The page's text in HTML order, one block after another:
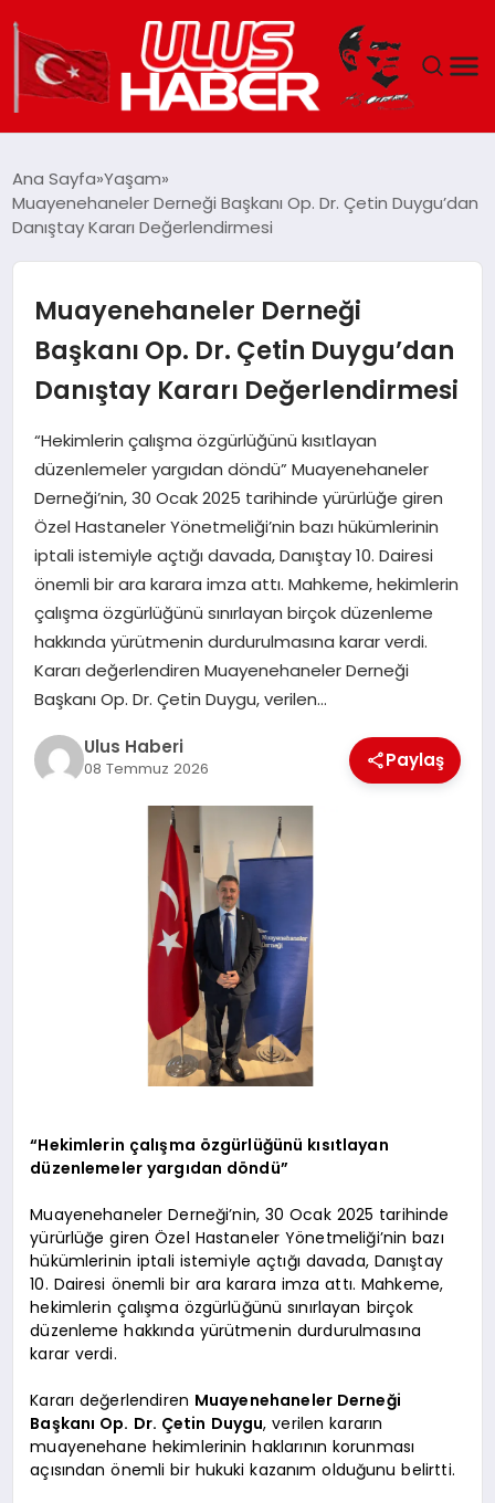
DÜNYA
TEKNOLOJI
EĞITIM
MAGAZIN
SPOR
YAŞAM
Ana Sayfa Yaşam
Muayenehaneler Derneği Başkanı Op. Dr. Çetin Duygu’dan
Danıştay Kararı Değerlendirmesi
Muayenehaneler Derneği
Başkanı Op. Dr. Çetin Duygu’dan
Danıştay Kararı Değerlendirmesi
“Hekimlerin çalışma özgürlüğünü kısıtlayan
düzenlemeler yargıdan döndü” Muayenehaneler
Derneği’nin, 30 Ocak 2025 tarihinde yürürlüğe giren
Özel Hastaneler Yönetmeliği’nin bazı hükümlerinin
iptali istemiyle açtığı davada, Danıştay 10. Dairesi
önemli bir ara karara imza attı. Mahkeme, hekimlerin
çalışma özgürlüğünü sınırlayan birçok düzenleme
hakkında yürütmenin durdurulmasına karar verdi.
Kararı değerlendiren Muayenehaneler Derneği
Başkanı Op. Dr. Çetin Duygu, verilen…
Ulus Haberi
08 Temmuz 2026 Paylaş
“Hekimlerin çalışma özgürlüğünü kısıtlayan
düzenlemeler yargıdan döndü”
Muayenehaneler Derneği’nin, 30 Ocak 2025 tarihinde
yürürlüğe giren Özel Hastaneler Yönetmeliği’nin bazı
hükümlerinin iptali istemiyle açtığı davada, Danıştay
10. Dairesi önemli bir ara karara imza attı. Mahkeme,
hekimlerin çalışma özgürlüğünü sınırlayan birçok
düzenleme hakkında yürütmenin durdurulmasına
karar verdi.
Kararı değerlendiren Muayenehaneler Derneği
Başkanı Op. Dr. Çetin Duygu, verilen kararın
muayenehane hekimlerinin haklarının korunması
açısından önemli bir hukuki kazanım olduğunu belirtti.